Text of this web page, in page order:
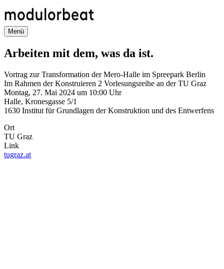
zum
Inhalt
Menü
Arbeiten mit dem, was da ist.
Vortrag zur Transformation der Mero-Halle im Spreepark Berlin
Im Rahmen der Konstruieren 2 Vorlesungsreihe an der TU Graz
Montag, 27. Mai 2024 um 10:00 Uhr
Halle, Kronesgasse 5/1
1630 Institut für Grundlagen der Konstruktion und des Entwerfens
Ort
TU Graz
Link
tugraz.at